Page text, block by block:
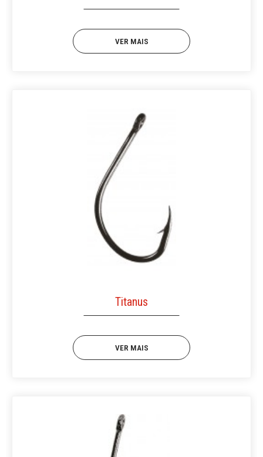
VER MAIS
Titanus
VER MAIS